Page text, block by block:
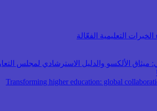
التعليمية الفعّالة
ميثاق الألكسو والدليل الاسترشادي لمجلس